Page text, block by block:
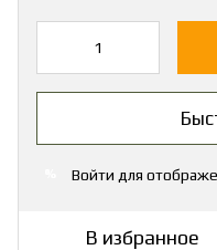
Войти для
В избранное